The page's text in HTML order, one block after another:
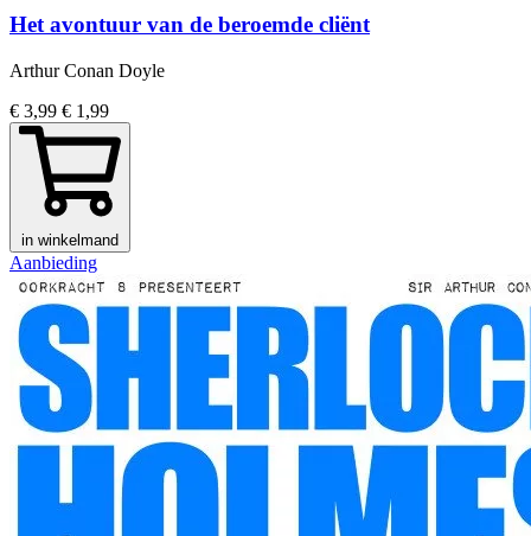
Het avontuur van de beroemde cliënt
Arthur Conan Doyle
€ 3,99 € 1,99
in winkelmand
Aanbieding